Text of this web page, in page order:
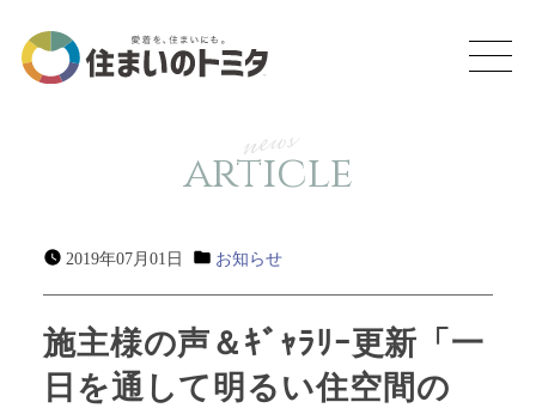
news
article
2019年07月01日 お知らせ
施主様の声＆ｷﾞｬﾗﾘｰ更新「一
日を通して明るい住空間の